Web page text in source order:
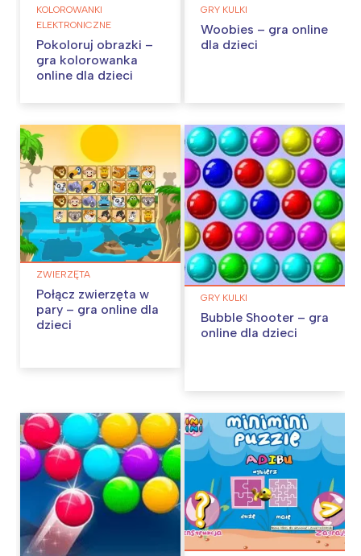
KOLOROWANKI
ELEKTRONICZNE
Pokoloruj obrazki –
gra kolorowanka
online dla dzieci
GRY KULKI
Woobies – gra online
dla dzieci
ZWIERZĘTA
Połącz zwierzęta w
pary – gra online dla
dzieci
GRY KULKI
Bubble Shooter – gra
online dla dzieci